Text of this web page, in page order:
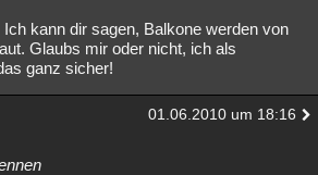
kann dir sagen, Balkone werden von
Glaubs mir oder nicht, ich als
ganz sicher!
01.06.2010 um 18:16